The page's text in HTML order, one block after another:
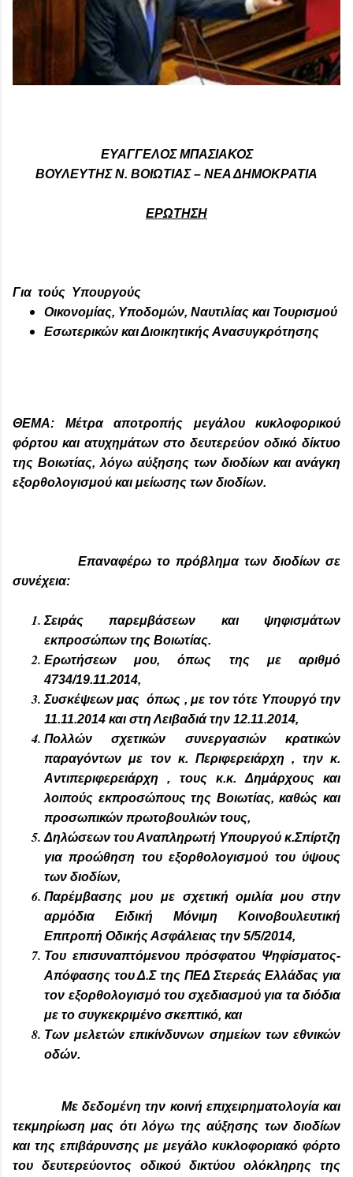
ΕΥΑΓΓΕΛΟΣ ΜΠΑΣΙΑΚΟΣ
ΒΟΥΛΕΥΤΗΣ Ν. ΒΟΙΩΤΙΑΣ – ΝΕΑ ΔΗΜΟΚΡΑΤΙΑ
ΕΡΩΤΗΣΗ
Για τούς Υπουργούς
Οικονομίας, Υποδομών, Ναυτιλίας και Τουρισμού
Εσωτερικών και Διοικητικής Ανασυγκρότησης
ΘΕΜΑ: Μέτρα αποτροπής μεγάλου κυκλοφορικού
φόρτου και ατυχημάτων στο δευτερεύον οδικό δίκτυο
της Βοιωτίας, λόγω αύξησης των διοδίων και ανάγκη
εξορθολογισμού και μείωσης των διοδίων.
Επαναφέρω το πρόβλημα των διοδίων σε
συνέχεια:
Σειράς παρεμβάσεων και ψηφισμάτων
εκπροσώπων της Βοιωτίας.
Ερωτήσεων μου, όπως της με αριθμό
4734/19.11.2014,
Συσκέψεων μας όπως , με τον τότε Υπουργό την
11.11.2014 και στη Λειβαδιά την 12.11.2014,
Πολλών σχετικών συνεργασιών κρατικών
παραγόντων με τον κ. Περιφερειάρχη , την κ.
Αντιπεριφερειάρχη , τους κ.κ. Δημάρχους και
λοιπούς εκπροσώπους της Βοιωτίας, καθώς και
προσωπικών πρωτοβουλιών τους,
Δηλώσεων του Αναπληρωτή Υπουργού κ.Σπίρτζη
για προώθηση του εξορθολογισμού του ύψους
των διοδίων,
Παρέμβασης μου με σχετική ομιλία μου στην
αρμόδια Ειδική Μόνιμη Κοινοβουλευτική
Επιτροπή Οδικής Ασφάλειας την 5/5/2014,
Του επισυναπτόμενου πρόσφατου Ψηφίσματος-
Απόφασης του Δ.Σ της ΠΕΔ Στερεάς Ελλάδας για
τον εξορθολογισμό του σχεδιασμού για τα διόδια
με το συγκεκριμένο σκεπτικό, και
Των μελετών επικίνδυνων σημείων των εθνικών
οδών.
Με δεδομένη την κοινή επιχειρηματολογία και
τεκμηρίωση μας ότι λόγω της αύξησης των διοδίων
και της επιβάρυνσης με μεγάλο κυκλοφοριακό φόρτο
του δευτερεύοντος οδικού δικτύου ολόκληρης της